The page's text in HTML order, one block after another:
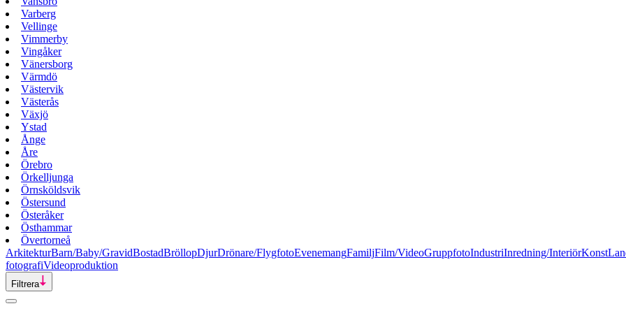
Varberg
Vellinge
Vimmerby
Vingåker
Vänersborg
Värmdö
Västervik
Västerås
Växjö
Ystad
Ånge
Åre
Örebro
Örkelljunga
Örnsköldsvik
Östersund
Österåker
Östhammar
Övertorneå
ArkitekturBarn/Baby/GravidBostadBröllopDjurDrönare/FlygfotoEvenemangFamiljFilm/VideoGruppfotoIndustriInredning/InteriörKonst
fotografiVideoproduktion
Filtrera